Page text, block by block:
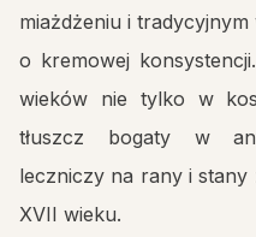
miażdżeniu i tradycyjnym
o kremowej
wieków nie tylko w
tłuszcz bogaty w
leczniczy na rany i stany
XVII wieku.